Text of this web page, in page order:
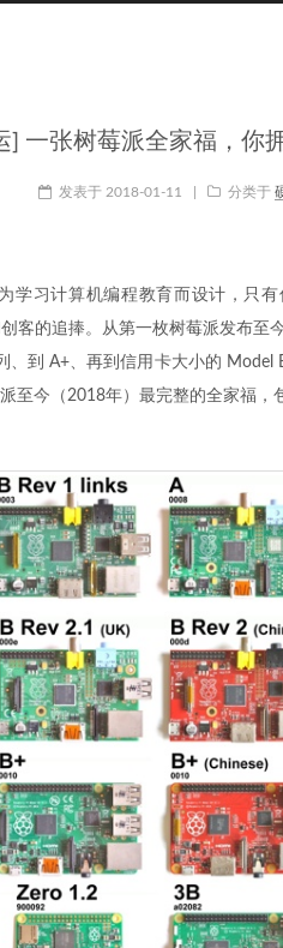
] 一张树莓派全家福，你
发表于 2018-01-11 分类于
学习计算机编程教育而设计，只
客的追捧。从第一枚树莓派发布至
、到 A+、再到信用卡大小的 Model
至今（2018年）最完整的全家福，